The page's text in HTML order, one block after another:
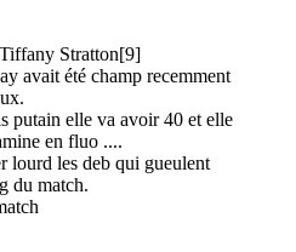
Stratton[9]
avait été champ recemment
putain elle va avoir 40 et elle
en fluo ....
lourd les deb qui gueulent
du match.